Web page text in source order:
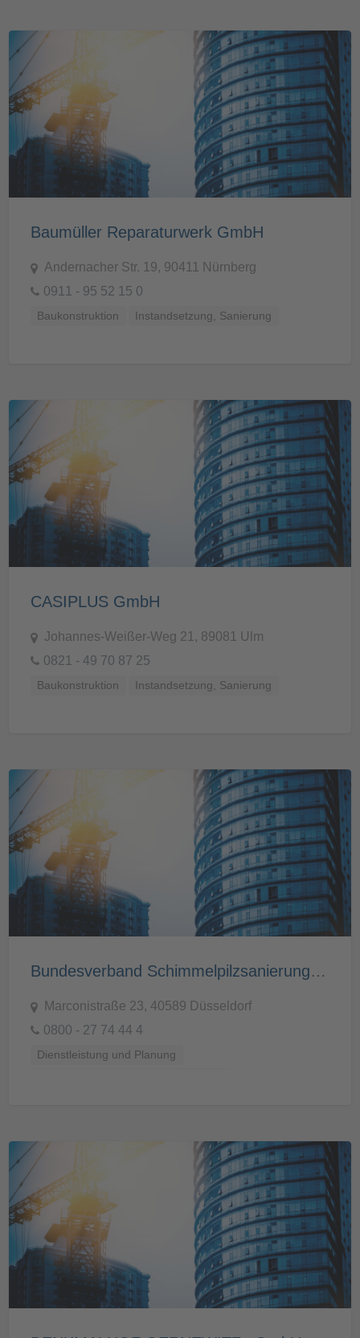
Baumüller Reparaturwerk GmbH
Andernacher Str. 19, 90411 Nürnberg
0911 - 95 52 15 0
Baukonstruktion Instandsetzung, Sanierung
CASIPLUS GmbH
Johannes-Weißer-Weg 21, 89081 Ulm
0821 - 49 70 87 25
Baukonstruktion Instandsetzung, Sanierung
Bundesverband Schimmelpilzsanierung e. V – Institut für Innenraumdiagnostik
Marconistraße 23, 40589 Düsseldorf
0800 - 27 74 44 4
Dienstleistung und Planung